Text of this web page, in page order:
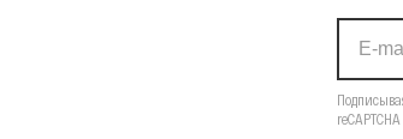
reCAPTCHA